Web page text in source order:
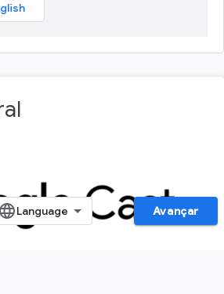
a modificar um app de vídeo iOS
Avançar